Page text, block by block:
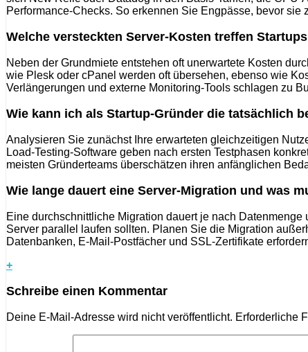
Performance-Checks. So erkennen Sie Engpässe, bevor
Welche versteckten Server-Kosten treffen
Neben der Grundmiete entstehen oft unerwartete Kosten
wie Plesk oder cPanel werden oft übersehen, ebenso wie
Verlängerungen und externe Monitoring-Tools schlagen zu
Wie kann ich als Startup-Gründer die tatsächlich
Analysieren Sie zunächst Ihre erwarteten gleichzeitigen
Load-Testing-Software geben nach ersten Testphasen
meisten Gründerteams überschätzen ihren anfänglichen
Wie lange dauert eine Server-Migration und was
Eine durchschnittliche Migration dauert je nach
Server parallel laufen sollten. Planen Sie die Migration
Datenbanken, E-Mail-Postfächer und SSL-Zertifikate
+
Schreibe einen Kommentar
Deine E-Mail-Adresse wird nicht veröffentlicht. Erforderliche